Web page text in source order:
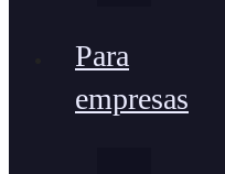
Para
empresas